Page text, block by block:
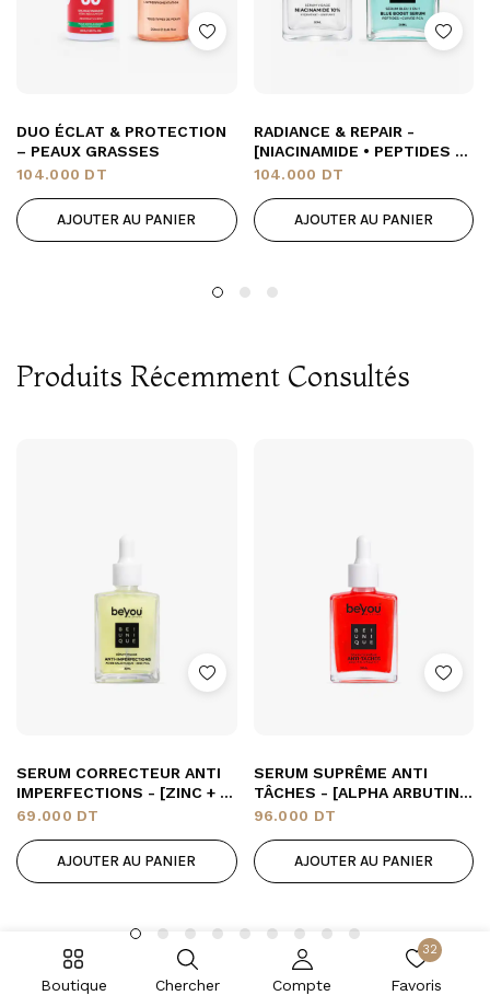
Boutique Chercher Compte
32
Favoris
DUO ÉCLAT & PROTECTION
– PEAUX GRASSES
104.000 DT
AJOUTER AU PANIER
RADIANCE & REPAIR -
[NIACINAMIDE • PEPTIDES •
CUIVRE]
104.000 DT
AJOUTER AU PANIER
Produits Récemment Consultés
SERUM CORRECTEUR ANTI
IMPERFECTIONS - [ZINC + A.
SALYCILIQUE]
69.000 DT
AJOUTER AU PANIER
SERUM SUPRÊME ANTI
TÂCHES - [ALPHA ARBUTINE
+ VITAMINE C]
96.000 DT
AJOUTER AU PANIER